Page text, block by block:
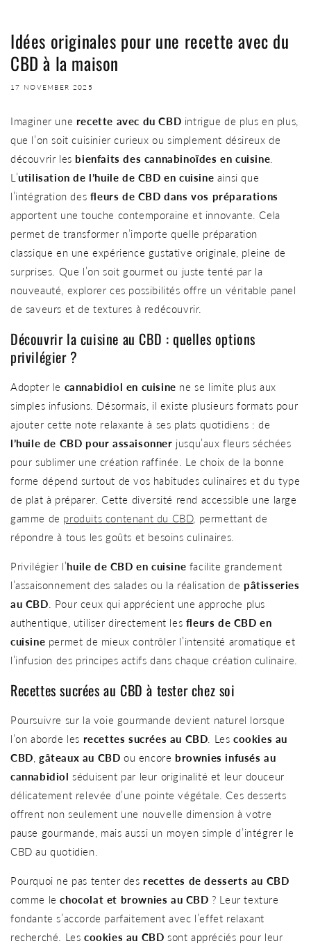
Idées originales pour une recette avec du
CBD à la maison
17 NOVEMBER 2025
Imaginer une recette avec du CBD intrigue de plus en plus,
que l’on soit cuisinier curieux ou simplement désireux de
découvrir les bienfaits des cannabinoïdes en cuisine
L’utilisation de l’huile de CBD en cuisine ainsi que
l’intégration des fleurs de CBD dans vos préparations
apportent une touche contemporaine et innovante. Cela
permet de transformer n’importe quelle préparation
classique en une expérience gustative originale, pleine de
surprises. Que l’on soit gourmet ou juste tenté par la
nouveauté, explorer ces possibilités offre un véritable panel
de saveurs et de textures à redécouvrir.
Découvrir la cuisine au CBD : quelles options
privilégier ?
Adopter le cannabidiol en cuisine ne se limite plus aux
simples infusions. Désormais, il existe plusieurs formats pour
ajouter cette note relaxante à ses plats quotidiens : de
l’huile de CBD pour assaisonner jusqu’aux fleurs séchées
pour sublimer une création raffinée. Le choix de la bonne
forme dépend surtout de vos habitudes culinaires et du type
de plat à préparer. Cette diversité rend accessible une large
gamme de produits contenant du CBD, permettant de
répondre à tous les goûts et besoins culinaires.
Privilégier l’huile de CBD en cuisine facilite grandement
l’assaisonnement des salades ou la réalisation de pâtisseries
au CBD . Pour ceux qui apprécient une approche plus
authentique, utiliser directement les fleurs de CBD en
cuisine permet de mieux contrôler l’intensité aromatique et
l’infusion des principes actifs dans chaque création culinaire.
Recettes sucrées au CBD à tester chez soi
Poursuivre sur la voie gourmande devient naturel lorsque
l’on aborde les recettes sucrées au CBD . Lescookies au
CBD ,gâteaux au CBD ou encore brownies infusés au
cannabidiol séduisent par leur originalité et leur douceur
délicatement relevée d’une pointe végétale. Ces desserts
offrent non seulement une nouvelle dimension à votre
pause gourmande, mais aussi un moyen simple d’intégrer le
CBD au quotidien.
Pourquoi ne pas tenter des recettes de desserts au CBD
comme lechocolat et brownies au CBD ? Leur texture
fondante s’accorde parfaitement avec l’effet relaxant
recherché. Les cookies au CBD sont appréciés pour leur